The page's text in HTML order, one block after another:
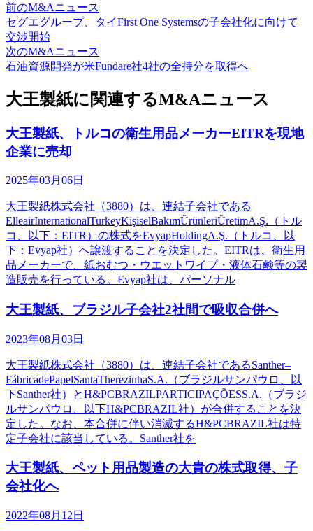
前のM&Aニュース
セグエグループ、タイFirst One Systemsの子会社化に向けて
交渉開始
次のM&Aニュース
石油資源開発が米Fundare社4社の全持分を取得へ
大王製紙に関連するM&Aニュース
大王製紙、トルコの衛生用品メーカーEITRを現地
企業に売却
2025年03月06日
大王製紙株式会社（3880）は、連結子会社である
ElleairInternationalTurkeyKişiselBakımÜrünleriÜretimA.Ş.（トル
コ、以下：EITR）の株式をEvyapHoldingA.Ş.（トルコ、以
下：Evyap社）へ譲渡することを決定した。EITRは、衛生用
品メーカーで、紙おむつ・ウエットワイプ・液体石鹸等の製
造販売を行っている。Evyap社は、パーソナル
大王製紙、ブラジル子会社2社間で吸収合併へ
2023年08月03日
大王製紙株式会社（3880）は、連結子会社であるSanther–
FábricadePapelSantaTherezinhaS.A.（ブラジルサンパウロ、以
下Santher社）とH&PCBRAZILPARTICIPAÇÕESS.A.（ブラジ
ルサンパウロ、以下H&PCBRAZIL社）が合併することを決
定した。なお、本合併に伴い消滅するH&PCBRAZIL社は特
定子会社に該当している。Santher社を
大王製紙、ペット用品製造の大貴の株式取得、子
会社化へ
2022年08月12日